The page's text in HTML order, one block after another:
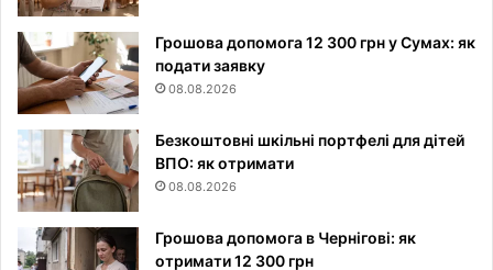
Грошова допомога 12 300 грн у Сумах: як
подати заявку
08.08.2026
Безкоштовні шкільні портфелі для дітей
ВПО: як отримати
08.08.2026
Грошова допомога в Чернігові: як
отримати 12 300 грн